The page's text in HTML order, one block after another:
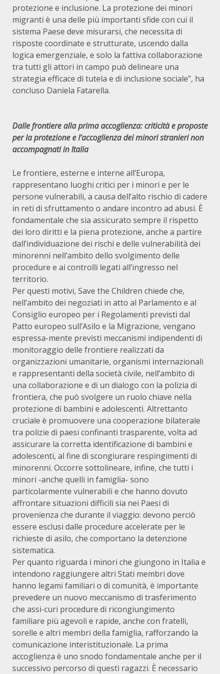
protezione e inclusione. La protezione dei minori
migranti è una delle più importanti sfide con cui il
sistema Paese deve misurarsi, che necessita di
risposte coordinate e strutturate, uscendo dalla
logica emergenziale, e solo la fattiva collaborazione
tra tutti gli attori in campo può delineare una
strategia efficace di tutela e di inclusione sociale”, ha
concluso Daniela Fatarella.
Dalle frontiere alla prima accoglienza: criticità e proposte
per la protezione e l’accoglienza dei minori stranieri non
accompagnati in Italia
Le frontiere, esterne e interne all’Europa,
rappresentano luoghi critici per i minori e per le
persone vulnerabili, a causa dell’alto rischio di cadere
in reti di sfruttamento o andare incontro ad abusi. È
fondamentale che sia assicurato sempre il rispetto
dei loro diritti e la piena protezione, anche a partire
dall’individuazione dei rischi e delle vulnerabilità dei
minorenni nell’ambito dello svolgimento delle
procedure e ai controlli legati all’ingresso nel
territorio.
Per questi motivi, Save the Children chiede che,
nell’ambito dei negoziati in atto al Parlamento e al
Consiglio europeo per i Regolamenti previsti dal
Patto europeo sull’Asilo e la Migrazione, vengano
espressa-mente previsti meccanismi indipendenti di
monitoraggio delle frontiere realizzati da
organizzazioni umanitarie, organismi internazionali
e rappresentanti della società civile, nell’ambito di
una collaborazione e di un dialogo con la polizia di
frontiera, che può svolgere un ruolo chiave nella
protezione di bambini e adolescenti. Altrettanto
cruciale è promuovere una cooperazione bilaterale
tra polizie di paesi confinanti trasparente, volta ad
assicurare la corretta identificazione di bambini e
adolescenti, al fine di scongiurare respingimenti di
minorenni. Occorre sottolineare, infine, che tutti i
minori -anche quelli in famiglia- sono
particolarmente vulnerabili e che hanno dovuto
affrontare situazioni difficili sia nei Paesi di
provenienza che durante il viaggio: devono perciò
essere esclusi dalle procedure accelerate per le
richieste di asilo, che comportano la detenzione
sistematica.
Per quanto riguarda i minori che giungono in Italia e
intendono raggiungere altri Stati membri dove
hanno legami familiari o di comunità, è importante
prevedere un nuovo meccanismo di trasferimento
che assi-curi procedure di ricongiungimento
familiare più agevoli e rapide, anche con fratelli,
sorelle e altri membri della famiglia, rafforzando la
comunicazione interistituzionale. La prima
accoglienza è uno snodo fondamentale anche per il
successivo percorso di questi ragazzi. È necessario